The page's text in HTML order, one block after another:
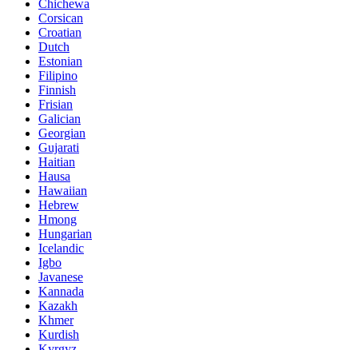
Chichewa
Corsican
Croatian
Dutch
Estonian
Filipino
Finnish
Frisian
Galician
Georgian
Gujarati
Haitian
Hausa
Hawaiian
Hebrew
Hmong
Hungarian
Icelandic
Igbo
Javanese
Kannada
Kazakh
Khmer
Kurdish